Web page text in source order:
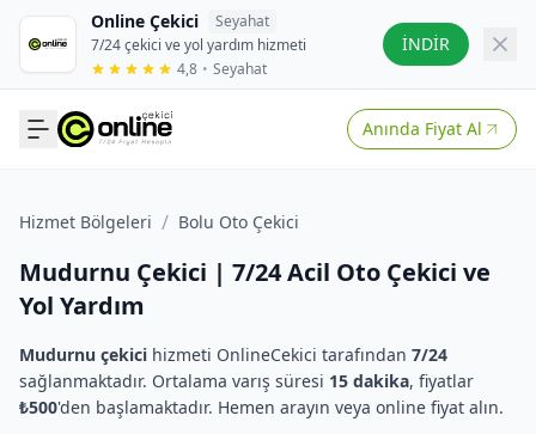
Online Çekici
Seyahat
7/24 çekici ve yol yardım hizmeti
4,8 • Seyahat
İNDİR
Anında Fiyat Al
Hizmet Bölgeleri / Bolu Oto Çekici
Mudurnu Çekici | 7/24 Acil Oto Çekici ve
Yol Yardım
Mudurnu çekici hizmeti OnlineCekici tarafından 7/24
sağlanmaktadır. Ortalama varış süresi 15 dakika, fiyatlar
₺500'den başlamaktadır. Hemen arayın veya online fiyat alın.